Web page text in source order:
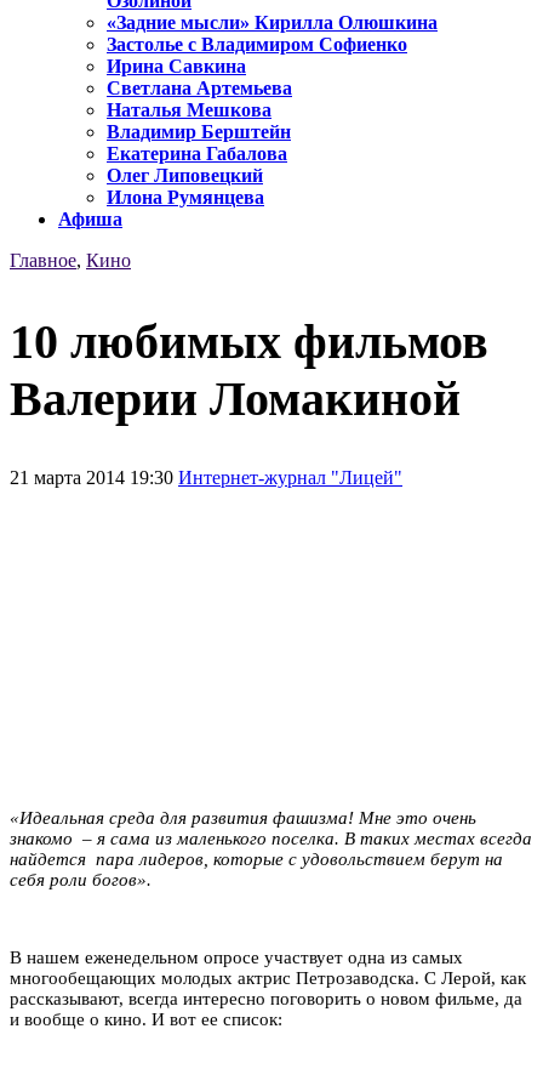
«Задние мысли» Кирилла Олюшкина
Застолье с Владимиром Софиенко
Ирина Савкина
Светлана Артемьева
Наталья Мешкова
Владимир Берштейн
Екатерина Габалова
Олег Липовецкий
Илона Румянцева
Афиша
Главное, Кино
10 любимых фильмов
Валерии Ломакиной
21 марта 2014 19:30 Интернет-журнал "Лицей"
«Идеальная среда для развития фашизма! Мне это очень
знакомо – я сама из маленького поселка. В таких местах всегда
найдется пара лидеров, которые с удовольствием берут на
себя роли богов».
В нашем еженедельном опросе участвует одна из самых
многообещающих молодых актрис Петрозаводска. С Лерой, как
рассказывают, всегда интересно поговорить о новом фильме, да
и вообще о кино. И вот ее список: